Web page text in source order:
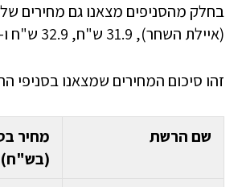
(איילת השחר), 31.9 ש"ח, 32.9 ש"ח ו-36.9 ש"ח.
זהו סיכום המחירים שמצאנו בסניפי
שם הרשת
מחיר
(בש"ח)